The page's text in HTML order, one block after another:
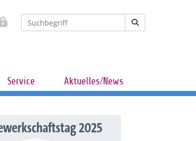
Service Aktuelles/News
2025